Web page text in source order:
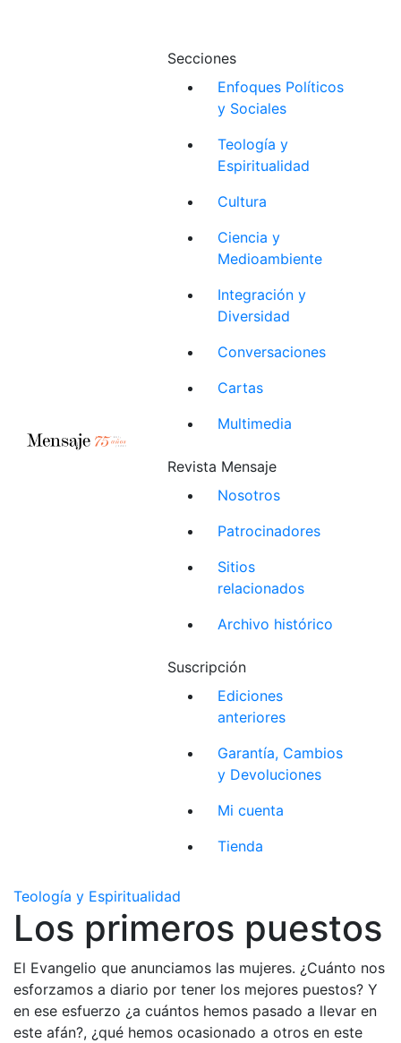
Secciones
Enfoques Políticos
y Sociales
Teología y
Espiritualidad
Cultura
Ciencia y
Medioambiente
Integración y
Diversidad
Conversaciones
Cartas
Multimedia
Revista Mensaje
Nosotros
Patrocinadores
Sitios
relacionados
Archivo histórico
Suscripción
Ediciones
anteriores
Garantía, Cambios
y Devoluciones
Mi cuenta
Tienda
Teología y Espiritualidad
Los primeros puestos
El Evangelio que anunciamos las mujeres. ¿Cuánto nos
esforzamos a diario por tener los mejores puestos? Y
en ese esfuerzo ¿a cuántos hemos pasado a llevar en
este afán?, ¿qué hemos ocasionado a otros en este